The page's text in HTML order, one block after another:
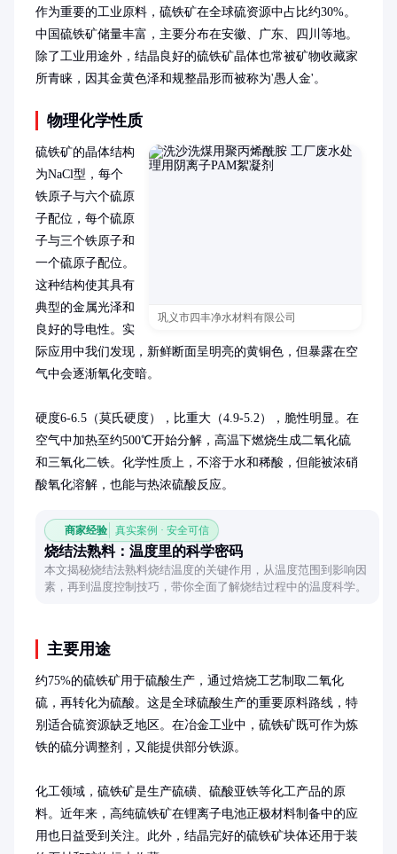
作为重要的工业原料，硫铁矿在全球硫资源中占比约30%。
中国硫铁矿储量丰富，主要分布在安徽、广东、四川等地。
除了工业用途外，结晶良好的硫铁矿晶体也常被矿物收藏家
所青睐，因其金黄色泽和规整晶形而被称为'愚人金'。
物理化学性质
巩义市四丰净水材料有限公司
硫铁矿的晶体结构
为NaCl型，每个
铁原子与六个硫原
子配位，每个硫原
子与三个铁原子和
一个硫原子配位。
这种结构使其具有
典型的金属光泽和
良好的导电性。实
际应用中我们发现，新鲜断面呈明亮的黄铜色，但暴露在空
气中会逐渐氧化变暗。
硬度6-6.5（莫氏硬度），比重大（4.9-5.2），脆性明显。在
空气中加热至约500℃开始分解，高温下燃烧生成二氧化硫
和三氧化二铁。化学性质上，不溶于水和稀酸，但能被浓硝
酸氧化溶解，也能与热浓硫酸反应。
商家经验 真实案例 · 安全可信
烧结法熟料：温度里的科学密码
本文揭秘烧结法熟料烧结温度的关键作用，从温度范围到影响因
素，再到温度控制技巧，带你全面了解烧结过程中的温度科学。
主要用途
约75%的硫铁矿用于硫酸生产，通过焙烧工艺制取二氧化
硫，再转化为硫酸。这是全球硫酸生产的重要原料路线，特
别适合硫资源缺乏地区。在冶金工业中，硫铁矿既可作为炼
铁的硫分调整剂，又能提供部分铁源。
化工领域，硫铁矿是生产硫磺、硫酸亚铁等化工产品的原
料。近年来，高纯硫铁矿在锂离子电池正极材料制备中的应
用也日益受到关注。此外，结晶完好的硫铁矿块体还用于装